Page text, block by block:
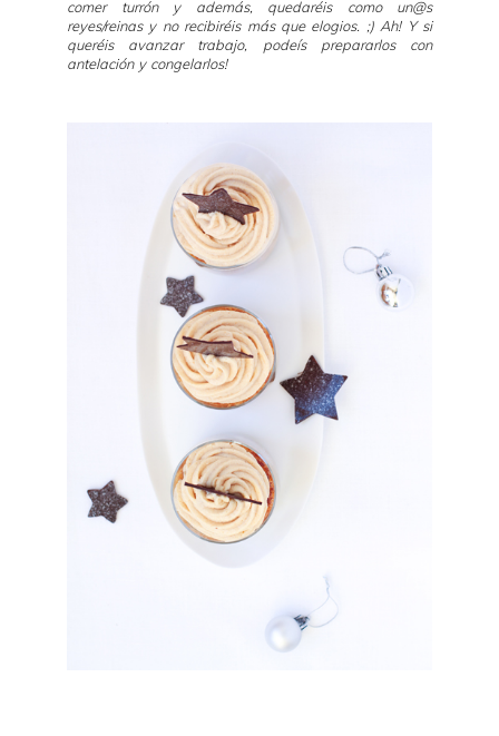
comer turrón y además, quedaréis como un@s
reyes/reinas y no recibiréis más que elogios. ;) Ah! Y si
queréis avanzar trabajo, podeís prepararlos con
antelación y congelarlos!